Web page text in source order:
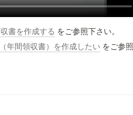
書を作成する をご参照下さい。
年間領収書）を作成したい をご参